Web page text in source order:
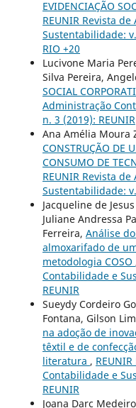
EVIDENCIAÇÃO
REUNIR Revista
Sustentabilidade: v.
RIO +20
Lucivone Maria
Silva Pereira,
SOCIAL
Administração
n. 3 (2019): REUNIR
Ana Amélia Moura
CONSTRUÇÃO DE
CONSUMO DE
REUNIR Revista
Sustentabilidade:
Jacqueline de
Juliane Andressa
Ferreira, Análise
almoxarifado de
metodologia COSO
Contabilidade e
REUNIR
Sueydy Cordeiro
Fontana, Gilson
na adoção de
têxtil e de
literatura ,
Contabilidade e
REUNIR
Joana Darc